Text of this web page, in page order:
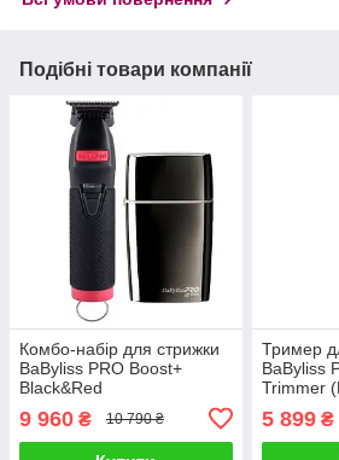
Подібні товари компанії
Комбо-набір для стрижки
BaByliss PRO Boost+
Black&Red
(FXFS2GSE+FX7870RBPE)
9 960 ₴ 10 790 ₴
Тример
BaByliss
Trimmer
5 899₴